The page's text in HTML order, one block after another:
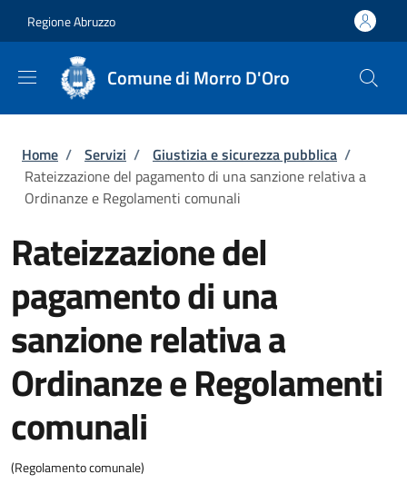
Regione Abruzzo
Comune di Morro D'Oro
Briciole di pane
Home / Servizi / Giustizia e sicurezza pubblica /
Rateizzazione del pagamento di una sanzione relativa a
Ordinanze e Regolamenti comunali
Rateizzazione del
pagamento di una
sanzione relativa a
Ordinanze e Regolamenti
comunali
(Regolamento comunale)